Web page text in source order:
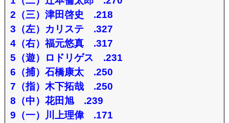
2（三）津田啓史 .218
3（左）カリステ .327
4（右）福元悠真 .317
5（遊）ロドリゲス .231
6（捕）石橋康太 .250
7（指）木下拓哉 .250
8（中）花田旭 .239
9（一）川上理偉 .171